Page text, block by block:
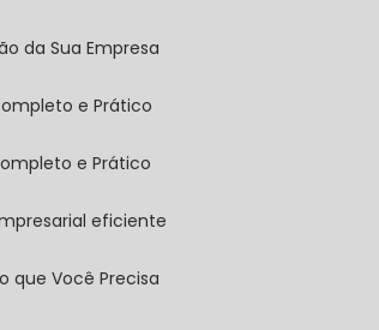
da Sua Empresa
e Prático
e Prático
eficiente
que Você Precisa